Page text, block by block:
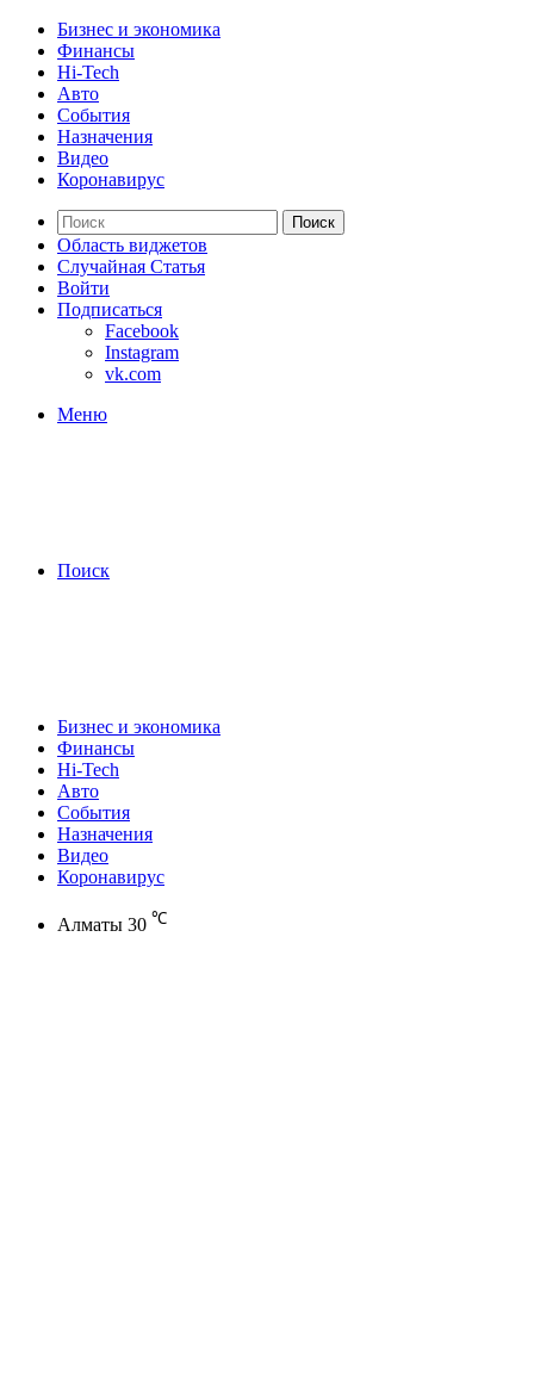
Бизнес и экономика
Финансы
Hi-Tech
Авто
События
Назначения
Видео
Коронавирус
Поиск
Область виджетов
Случайная Статья
Войти
Подписаться
Facebook
Instagram
vk.com
Меню
Поиск
Бизнес и экономика
Финансы
Hi-Tech
Авто
События
Назначения
Видео
Коронавирус
Алматы 30 ℃